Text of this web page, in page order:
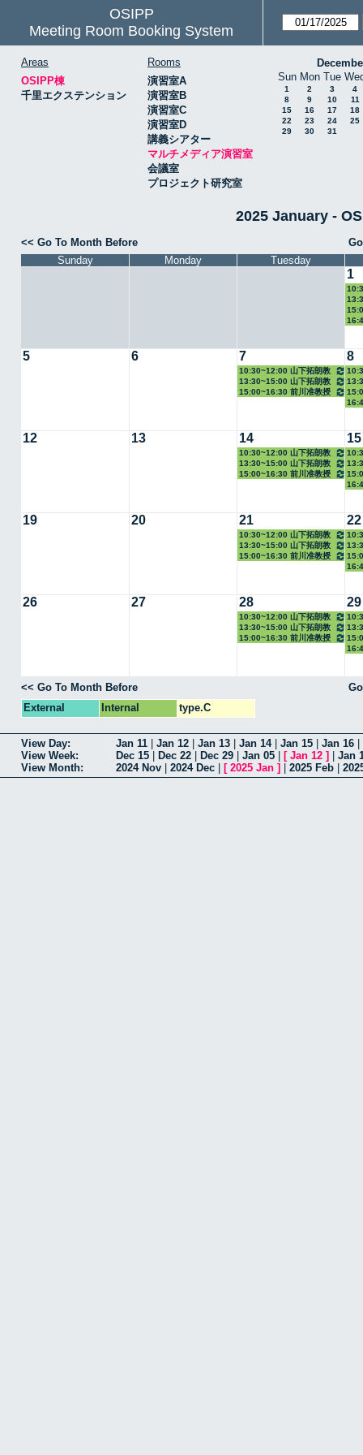
OSIPP
Meeting Room Booking System
Areas
OSIPP棟
千里エクステンション
Rooms
演習室A
演習室B
演習室C
演習室D
講義シアター
マルチメディア演習室
会議室
プロジェクト研究室
Sun Mon Tue
1 2 3
4
8
9 10
11
15
16 17
18
22
23 24
25
29
30 31
2025 January -
<< Go To Month Before
Sunday
Monday Tuesday
1
教授
5 6 7
10:30~12:00 山下拓朗教
授
13:30~15:00 山下拓朗教
授
15:00~16:30 前川准教授
8
教授
12 13 14
10:30~12:00 山下拓朗教
授
13:30~15:00 山下拓朗教
授
15:00~16:30 前川准教授
15
教授
19 20 21
10:30~12:00 山下拓朗教
授
13:30~15:00 山下拓朗教
授
15:00~16:30 前川准教授
22
教授
26 27 28
10:30~12:00 山下拓朗教
授
13:30~15:00 山下拓朗教
授
15:00~16:30 前川准教授
29
教授
<< Go To Month Before
External
Internal type.C
View Day: Jan 11 Jan 12 Jan 13 Jan 14| Jan 15 Jan 16
View Week:
Dec 15 Dec 22 Dec 29 Jan 05 [ Jan 12 ]
Jan
View Month:
2024 Nov 2024 Dec [ 2025 Jan ] 2025 Feb